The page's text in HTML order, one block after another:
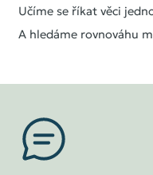
Učíme se říkat věci
A hledáme rovnováhu